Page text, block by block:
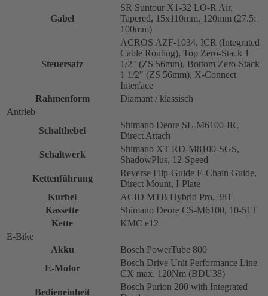
Gabel
SR Suntour X1-32 LO-R Air,
Tapered, 15x110mm, 120mm (27.5:
100mm)
Steuersatz
ACROS AZF-1034, ICR (Integrated
Cable Routing), Top Zero-Stack 1
1/2" (ZS 56mm), Bottom Zero-Stack
1 1/2" (ZS 56mm), X-Connect
Interface
Rahmenform
Diamant / klassisch
Antrieb
Schalthebel
Shimano Deore SL-M6100-IR,
Direct Attach
Schaltwerk
Shimano XT RD-M8100-SGS,
ShadowPlus, 12-Speed
Kettenführung
Reverse Flip-Guide E-Chain Guide,
Direct Mount, I-Plate
Kurbel
ACID MTB Hybrid Pro, 38T
Kassette
Shimano Deore CS-M6100, 10-51T
Kette
KMC e12
E-Bike
Akku
Bosch PowerTube 800
E-Motor
Bosch Drive Unit Performance Line
CX max. 120Nm (BDU38)
Bedieneinheit
Bosch Purion 200 with Integrated